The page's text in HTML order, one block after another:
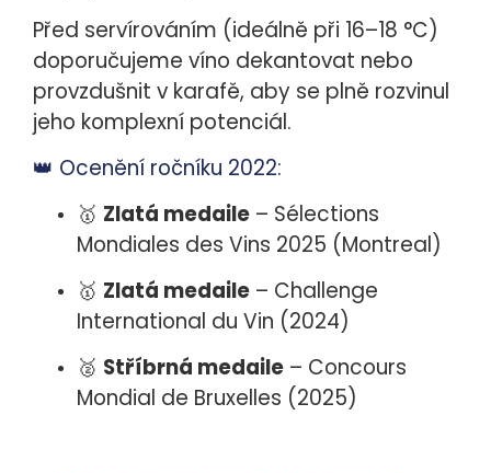
Před servírováním (ideálně při 16–18 °C)
doporučujeme víno dekantovat nebo
provzdušnit v karafě, aby se plně rozvinul
jeho komplexní potenciál.
👑 Ocenění ročníku 2022:
🥇 Zlatá medaile – Sélections
Mondiales des Vins 2025 (Montreal)
🥇 Zlatá medaile – Challenge
International du Vin (2024)
🥈 Stříbrná medaile – Concours
Mondial de Bruxelles (2025)